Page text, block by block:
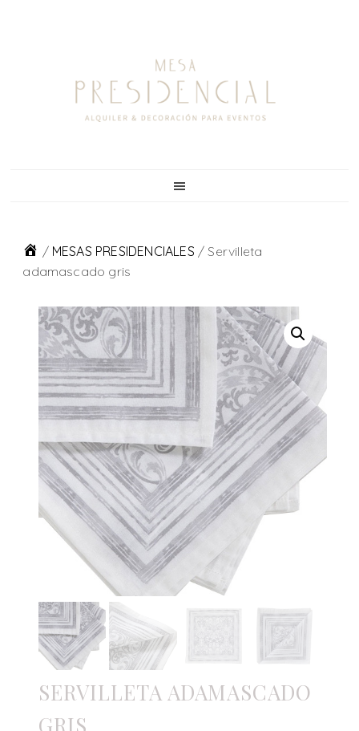
/ MESAS PRESIDENCIALES / Servilleta
adamascado gris
SERVILLETA ADAMASCADO
GRIS